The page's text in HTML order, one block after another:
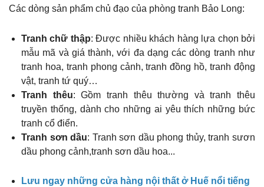
Các dòng sản phẩm chủ đạo của phòng tranh Bảo Long:
Tranh chữ thập: Được nhiều khách hàng lựa chọn bởi
mẫu mã và giá thành, với đa dạng các dòng tranh như
tranh hoa, tranh phong cảnh, tranh đồng hồ, tranh động
vật, tranh tứ quý…
Tranh thêu: Gồm tranh thêu thường và tranh thêu
truyền thống, dành cho những ai yêu thích những bức
tranh cổ điển.
Tranh sơn dầu: Tranh sơn dầu phong thủy, tranh sươn
dầu phong cảnh,tranh sơn dầu hoa...
Lưu ngay những cửa hàng nội thất ở Huế nổi tiếng